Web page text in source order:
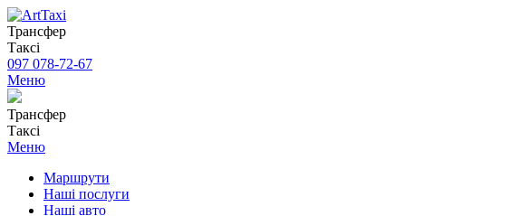
Трансфер
Таксі
097 078-72-67
Меню
Трансфер
Таксі
Меню
Маршрути
Наші послуги
Наші авто